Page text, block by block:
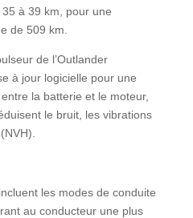
à 39 km, pour une
de 509 km.
de l’Outlander
à jour logicielle pour une
la batterie et le moteur,
le bruit, les vibrations
les modes de conduite
au conducteur une plus